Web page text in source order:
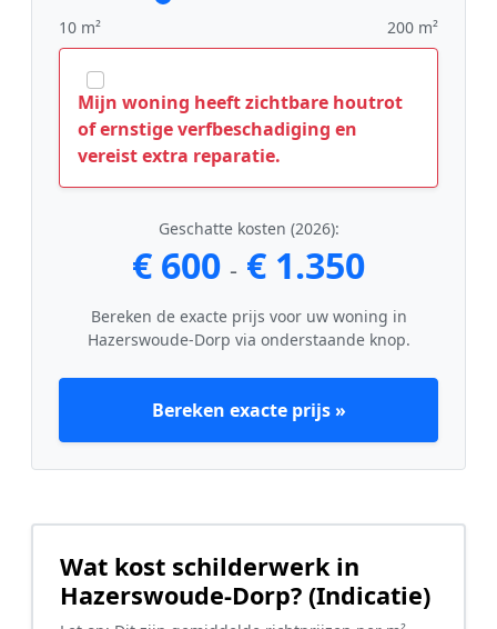
10 m² 200 m²
Mijn woning heeft zichtbare houtrot
of ernstige verfbeschadiging en
vereist extra reparatie.
Geschatte kosten (2026):
€ 600 - € 1.350
Bereken de exacte prijs voor uw woning in
Hazerswoude-Dorp via onderstaande knop.
Bereken exacte prijs »
Wat kost schilderwerk in
Hazerswoude-Dorp? (Indicatie)